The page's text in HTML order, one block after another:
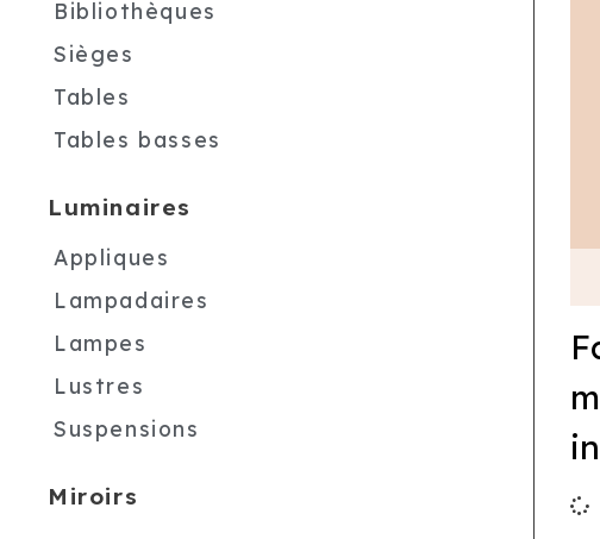
Bibliothèques
Sièges
Tables
Tables basses
Luminaires
Appliques
Lampadaires
Lampes
Lustres
Suspensions
Miroirs